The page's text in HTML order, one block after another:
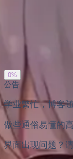
0%
公告
学业繁忙，博客
做些通俗易懂的
界面出现问题？